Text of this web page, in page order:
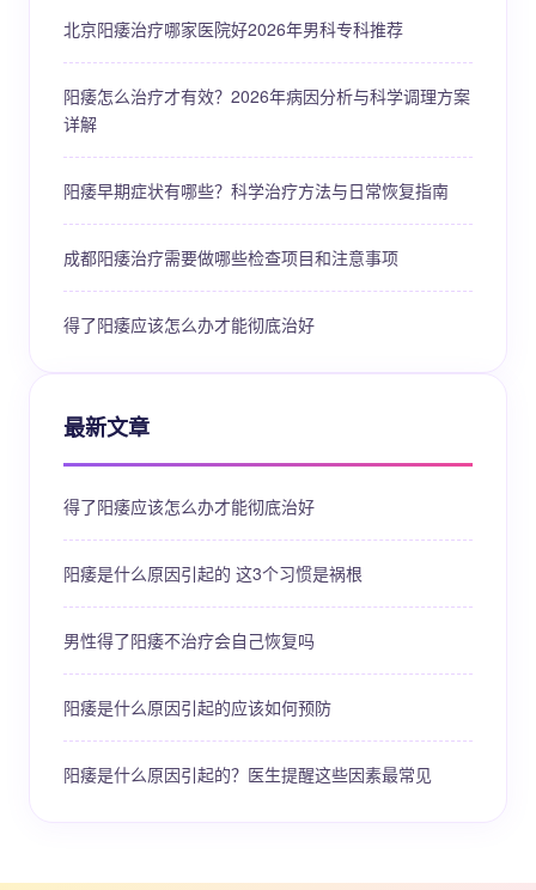
北京阳痿治疗哪家医院好2026年男科专科推荐
阳痿怎么治疗才有效？2026年病因分析与科学调理方案
详解
阳痿早期症状有哪些？科学治疗方法与日常恢复指南
成都阳痿治疗需要做哪些检查项目和注意事项
得了阳痿应该怎么办才能彻底治好
最新文章
得了阳痿应该怎么办才能彻底治好
阳痿是什么原因引起的 这3个习惯是祸根
男性得了阳痿不治疗会自己恢复吗
阳痿是什么原因引起的应该如何预防
阳痿是什么原因引起的？医生提醒这些因素最常见